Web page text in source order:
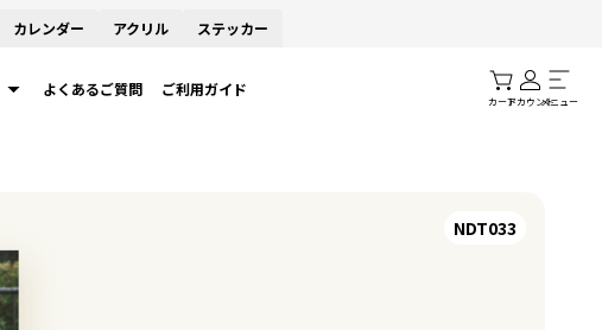
カレンダー アクリル ステッカー
よくあるご質問 ご利用ガイド
カートアカウントメニュー
NDT033